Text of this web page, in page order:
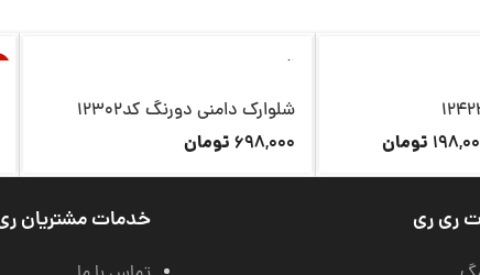
تومان
ناموجود
شلوارک دامنی دورنگ کد12302
698,000 تومان
ری ری خدمات مشتریان